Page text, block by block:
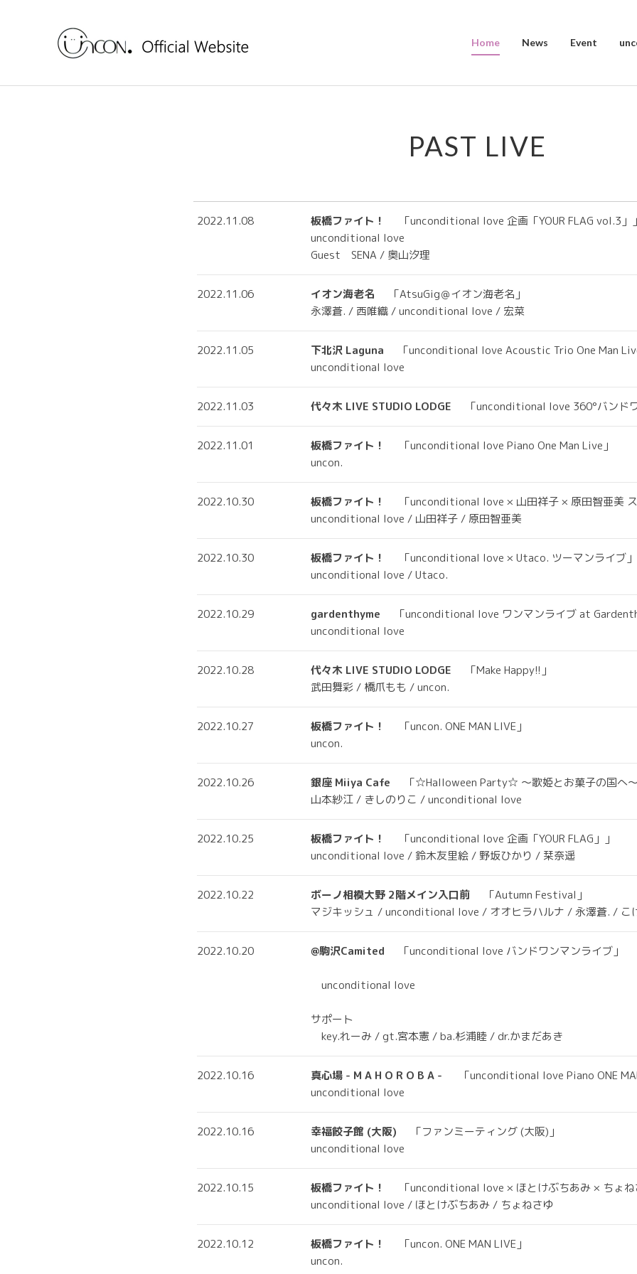
Home News Event
PAST LIVE
2022.11.08 板橋ファイト！
「unconditional love 企画「YOUR FLAG vol.3」」
unconditional love
Guest SENA / 奥山汐理
2022.11.06 イオン海老名
「AtsuGig＠イオン海老名」
永澤蒼. / 西唯織 / unconditional love / 宏菜
2022.11.05 下北沢 Laguna
「unconditional love Acoustic Trio One Man
unconditional love
2022.11.03 代々木 LIVE STUDIO LODGE 「unconditional love 360°バンド
2022.11.01 板橋ファイト！
「unconditional love Piano One Man Live」
uncon.
2022.10.30 板橋ファイト！
「unconditional love × 山田祥子 × 原田智亜美
unconditional love / 山田祥子 / 原田智亜美
2022.10.30 板橋ファイト！
「unconditional love × Utaco. ツーマンライブ」
unconditional love / Utaco.
2022.10.29 gardenthyme
「unconditional love ワンマンライブ at
unconditional love
2022.10.28 代々木 LIVE STUDIO LODGE
「Make Happy!!」
武田舞彩 / 橋爪もも / uncon.
2022.10.27 板橋ファイト！
「uncon. ONE MAN LIVE」
uncon.
2022.10.26 銀座 Miiya Cafe
「☆Halloween Party☆ ～歌姫とお菓子の国へ～
山本紗江 / きしのりこ / unconditional love
2022.10.25 板橋ファイト！
「unconditional love 企画「YOUR FLAG」」
unconditional love / 鈴木友里絵 / 野坂ひかり / 栞奈遥
2022.10.22 ボーノ相模大野 2階メイン入口前
「Autumn Festival」
マジキッシュ / unconditional love / オオヒラハルナ / 永澤蒼. / こ
2022.10.20 @駒沢Camited 「unconditional love バンドワンマンライブ」
unconditional love
サポート
key.れーみ / gt.宮本憲 / ba.杉浦睦 / dr.かまだあき
2022.10.16 真心場 - M A H O R O B A -
「unconditional love Piano ONE
unconditional love
2022.10.16 幸福餃子館 (大阪)
「ファンミーティング (大阪)」
unconditional love
2022.10.15 板橋ファイト！
「unconditional love × ほとけぶちあみ × ちょね
unconditional love / ほとけぶちあみ / ちょねさゆ
2022.10.12 板橋ファイト！
「uncon. ONE MAN LIVE」
uncon.